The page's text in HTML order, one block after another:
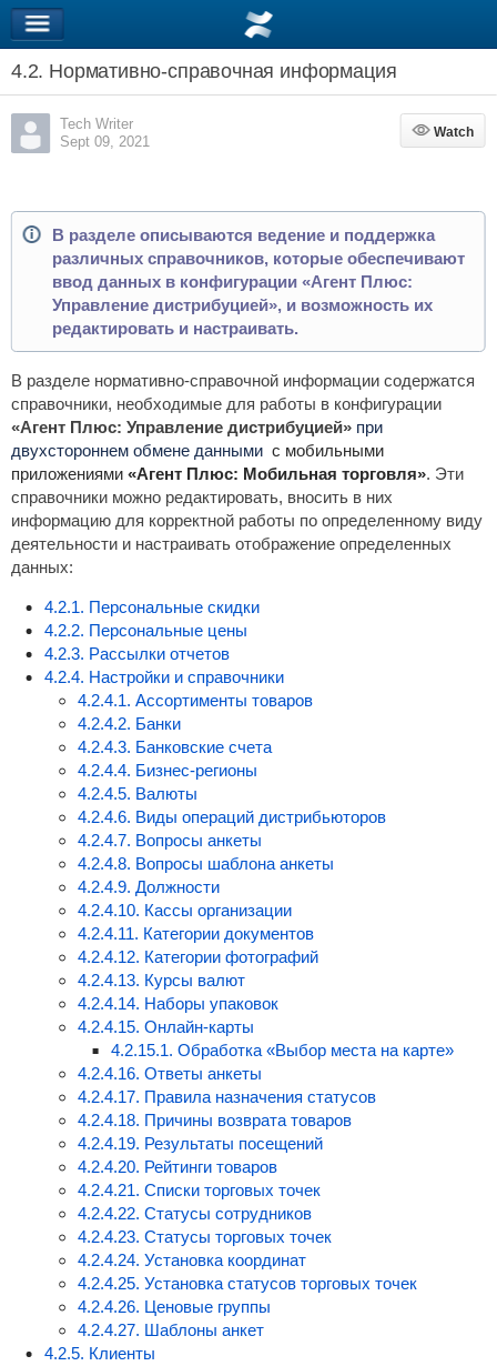
4.2. Нормативно-справочная информация
Tech Writer
Sept 09, 2021
Watch
Watch
В разделе описываются ведение и поддержка
различных справочников, которые обеспечивают
ввод данных в конфигурации «Агент Плюс:
Управление дистрибуцией», и возможность их
редактировать и настраивать.
В разделе нормативно-справочной информации содержатся
справочники, необходимые для работы в конфигурации
«Агент Плюс: Управление дистрибуцией» при
двухстороннем обмене данными с мобильными
приложениями «Агент Плюс: Мобильная торговля». Эти
справочники можно редактировать, вносить в них
информацию для корректной работы по определенному виду
деятельности и настраивать отображение определенных
данных:
4.2.1. Персональные скидки
4.2.2. Персональные цены
4.2.3. Рассылки отчетов
4.2.4. Настройки и справочники
4.2.4.1. Ассортименты товаров
4.2.4.2. Банки
4.2.4.3. Банковские счета
4.2.4.4. Бизнес-регионы
4.2.4.5. Валюты
4.2.4.6. Виды операций дистрибьюторов
4.2.4.7. Вопросы анкеты
4.2.4.8. Вопросы шаблона анкеты
4.2.4.9. Должности
4.2.4.10. Кассы организации
4.2.4.11. Категории документов
4.2.4.12. Категории фотографий
4.2.4.13. Курсы валют
4.2.4.14. Наборы упаковок
4.2.4.15. Онлайн-карты
4.2.15.1. Обработка «Выбор места на карте»
4.2.4.16. Ответы анкеты
4.2.4.17. Правила назначения статусов
4.2.4.18. Причины возврата товаров
4.2.4.19. Результаты посещений
4.2.4.20. Рейтинги товаров
4.2.4.21. Списки торговых точек
4.2.4.22. Статусы сотрудников
4.2.4.23. Статусы торговых точек
4.2.4.24. Установка координат
4.2.4.25. Установка статусов торговых точек
4.2.4.26. Ценовые группы
4.2.4.27. Шаблоны анкет
4.2.5. Клиенты